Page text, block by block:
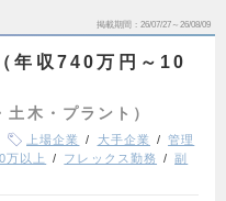
掲載期間 26/07/27～26/08/09
年収740万円～10
木・プラント）
上場企業 大手企業
管理
万以上 フレックス勤務
副